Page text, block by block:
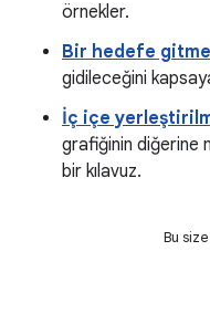
örnekler.
Bir hedefe gitme
gidileceğini
İç içe
grafiğinin diğerine
bir kılavuz.
Bu